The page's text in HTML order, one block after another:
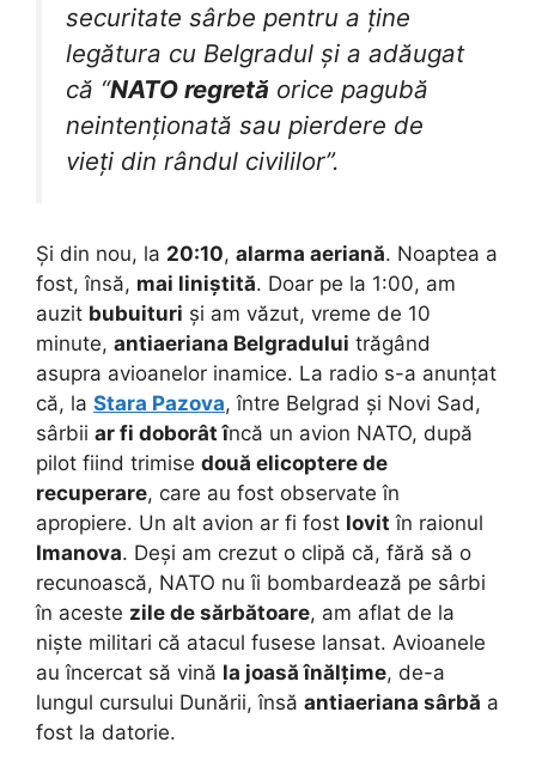
securitate sârbe pentru a ține
legătura cu Belgradul și a adăugat
că “NATO regretă orice pagubă
neintenționată sau pierdere de
vieți din rândul civililor”.
Și din nou, la 20:10, alarma aeriană. Noaptea a
fost, însă, mai liniștită. Doar pe la 1:00, am
auzit bubuituri și am văzut, vreme de 10
minute, antiaeriana Belgradului trăgând
asupra avioanelor inamice. La radio s-a anunțat
că, la Stara Pazova, între Belgrad și Novi Sad,
sârbii ar fi doborât încă un avion NATO, după
pilot fiind trimise două elicoptere de
recuperare, care au fost observate în
apropiere. Un alt avion ar fi fost lovit în raionul
Imanova. Deși am crezut o clipă că, fără să o
recunoască, NATO nu îi bombardează pe sârbi
în aceste zile de sărbătoare, am aflat de la
niște militari că atacul fusese lansat. Avioanele
au încercat să vină la joasă înălțime, de-a
lungul cursului Dunării, însă antiaeriana sârbă a
fost la datorie.